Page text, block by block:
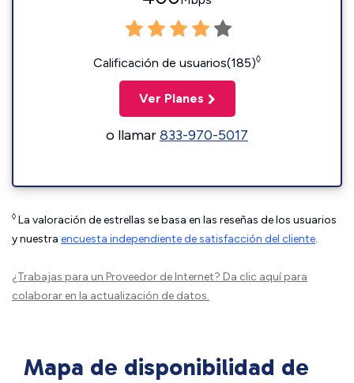
Calificación de usuarios(185)◊
Ver Planes
o llamar833-970-5017
◊ La valoración de estrellas se basa en las reseñas de los usuarios
y nuestra encuesta independiente de satisfacción del cliente.
¿Trabajas para un Proveedor de Internet? Da clic aquípara
colaborar en la actualización de datos.
Mapa de disponibilidad de